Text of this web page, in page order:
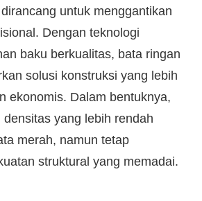
untuk menggantikan
Dengan teknologi
baku berkualitas, bata ringan
solusi konstruksi yang lebih
ekonomis. Dalam bentuknya,
yang lebih rendah
merah, namun tetap
struktural yang memadai.